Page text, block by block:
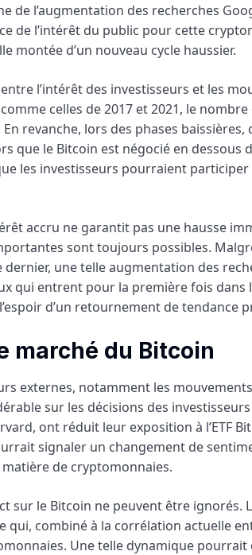
l’augmentation des recherches
de l’intérêt du public pour cette
montée d’un nouveau cycle haussier.
l’intérêt des investisseurs et les
celles de 2017 et 2021, le nombre
revanche, lors des phases baissières,
que le Bitcoin est négocié en dessous
les investisseurs pourraient
accru ne garantit pas une hausse
sont toujours possibles.
une telle augmentation des
qui entrent pour la première fois dans
d’un retournement de tendance
marché du Bitcoin
externes, notamment les
sur les décisions des
ont réduit leur exposition à l’ETF
signaler un changement de
de cryptomonnaies.
sur le Bitcoin ne peuvent être ignorés.
qui, combiné à la corrélation actuelle
Une telle dynamique